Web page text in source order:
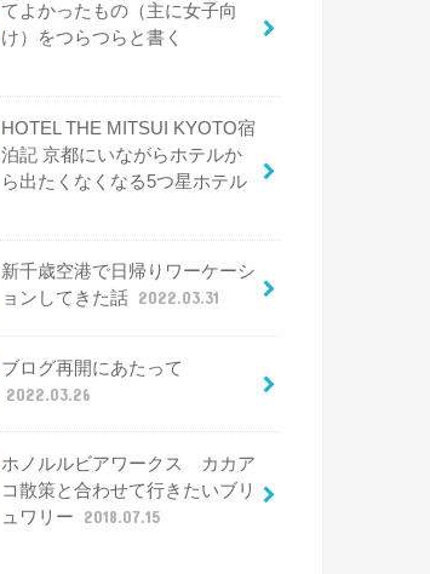
てよかったもの（主に女子向
け）をつらつらと書く
HOTEL THE MITSUI KYOTO宿
泊記 京都にいながらホテルか
ら出たくなくなる5つ星ホテル
新千歳空港で日帰りワーケーシ
ョンしてきた話 2022.03.31
ブログ再開にあたって
2022.03.26
ホノルルビアワークス カカア
コ散策と合わせて行きたいブリ
ュワリー
2018.07.15